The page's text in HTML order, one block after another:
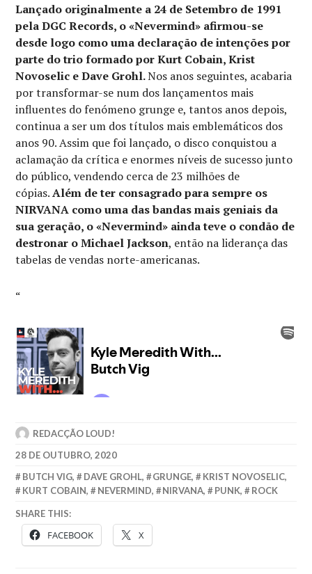
Lançado originalmente a 24 de Setembro de 1991
pela DGC Records, o «Nevermind» afirmou-se
desde logo como uma declaração de intenções por
parte do trio formado por Kurt Cobain, Krist
Novoselic e Dave Grohl.Nos anos seguintes, acabaria
por transformar-se num dos lançamentos mais
influentes do fenómeno grunge e, tantos anos depois,
continua a ser um dos títulos mais emblemáticos dos
anos 90. Assim que foi lançado, o disco conquistou a
aclamação da crítica e enormes níveis de sucesso junto
do público, vendendo cerca de 23 milhões de
cópias.Além de ter consagrado para sempre os
NIRVANA como uma das bandas mais geniais da
sua geração, o «Nevermind» ainda teve o condão de
destronar o Michael Jackson, então na liderança das
tabelas de vendas norte-americanas.
“
REDACÇÃO LOUD!
28 DE OUTUBRO, 2020
BUTCH VIG, DAVE GROHL, GRUNGE, KRIST NOVOSELIC,
KURT COBAIN, NEVERMIND, NIRVANA, PUNK, ROCK
SHARE THIS:
FACEBOOK X